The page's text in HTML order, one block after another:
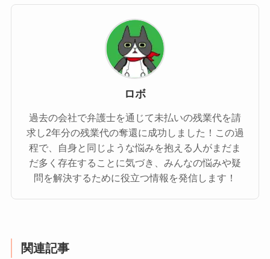
ロボ
過去の会社で弁護士を通じて未払いの残業代を請
求し2年分の残業代の奪還に成功しました！この過
程で、自身と同じような悩みを抱える人がまだま
だ多く存在することに気づき、みんなの悩みや疑
問を解決するために役立つ情報を発信します！
関連記事